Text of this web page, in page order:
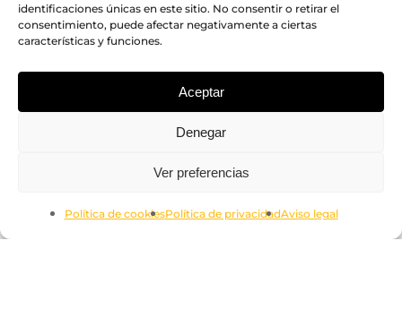
identificaciones únicas en este sitio. No consentir o retirar el
consentimiento, puede afectar negativamente a ciertas
características y funciones.
Aceptar
Denegar
Ver preferencias
Política de cookiesPolítica de privacidadAviso legal